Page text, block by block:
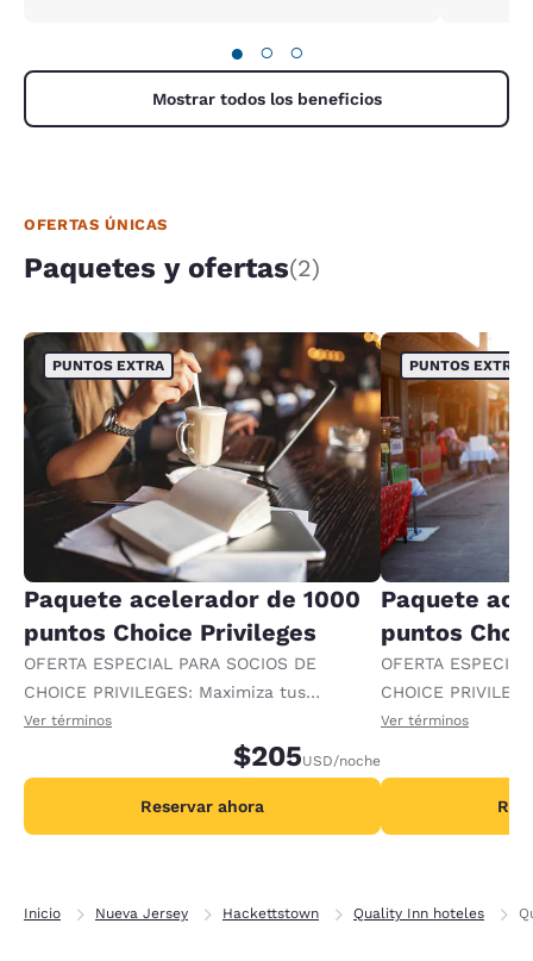
● ○ ○
Mostrar todos los beneficios
OFERTAS ÚNICAS
Paquetes y ofertas(2)
PUNTOS EXTRA
Paquete acelerador de 1000
puntos Choice Privileges
OFERTA ESPECIAL PARA SOCIOS DE
CHOICE PRIVILEGES: Maximiza tus
recompensas al recibir 1000 puntos
Ver términos
$205USD/noche
Reservar ahora
PUNTOS EXTRA
Paquete
puntos
OFERTA
CHOICE
recompensas al
Ver términos
Inicio Nueva Jersey Hackettstown Quality Inn hoteles